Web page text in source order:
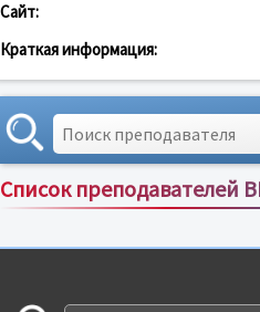
Сайт:
Краткая информация:
Список преподавателей